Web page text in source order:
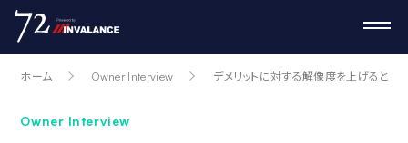
ホーム Owner Interview デメリットに対する解像度を上げると投
Owner Interview